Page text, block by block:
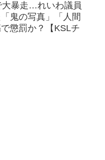
大暴走…れいわ議員
鬼の写真」「人間
懲罰か？【KSLチ